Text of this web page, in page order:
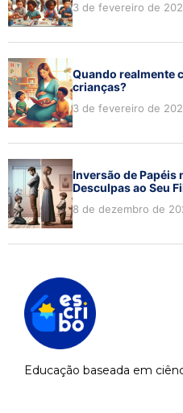
3 de fevereiro de
Quando realmente
crianças?
3 de fevereiro de
Inversão de Papéis
Desculpas ao Seu
8 de dezembro de
Educação baseada em